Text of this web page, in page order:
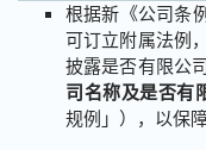
根据新《公司条
可订立附属法例
披露是否有限公
司名称及是否有
规例」），以保